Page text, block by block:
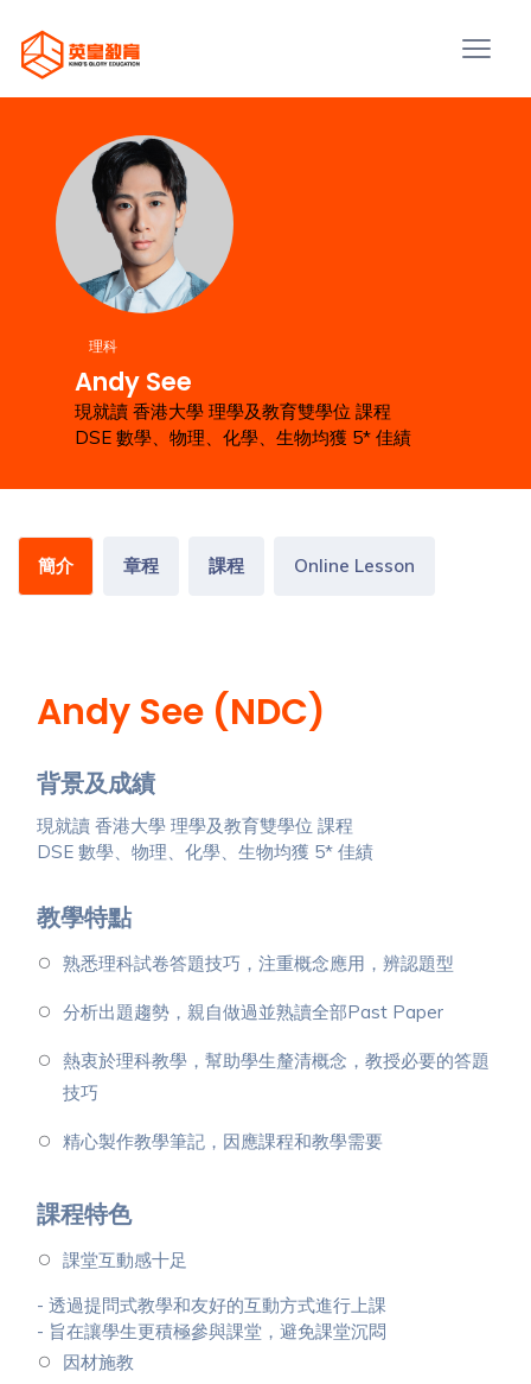
理科
Andy See
現就讀 香港大學 理學及教育雙學位 課程
DSE 數學、物理、化學、生物均獲 5* 佳績
簡介 章程 課程 Online Lesson
Andy See (NDC)
背景及成績
現就讀 香港大學 理學及教育雙學位 課程
DSE 數學、物理、化學、生物均獲 5* 佳績
教學特點
熟悉理科試卷答題技巧，注重概念應用，辨認題型
分析出題趨勢，親自做過並熟讀全部Past Paper
熱衷於理科教學，幫助學生釐清概念，教授必要的答題
技巧
精心製作教學筆記，因應課程和教學需要
課程特色
課堂互動感十足
- 透過提問式教學和友好的互動方式進行上課
- 旨在讓學生更積極參與課堂，避免課堂沉悶
因材施教